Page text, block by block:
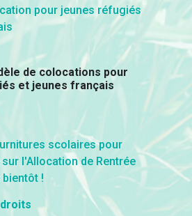
de colocations pour
et jeunes français